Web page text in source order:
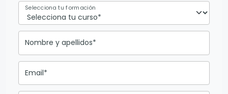
Selecciona tu formación
Nombre y apellidos*
Email*